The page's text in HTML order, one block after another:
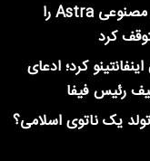
OpenAI توسعه مدل هوش مصنوعی Astra را
کرد
کرد؛ ادعای
رئیس فیفا
یک ناتوی اسلامی؟